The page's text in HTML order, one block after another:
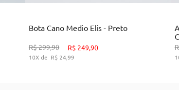
34 35 36
ADICIONAR AO CARRINHO
Bota Cano Medio Elis - Preto
R$299,90 R$ 249,90
10 R$ 24,99